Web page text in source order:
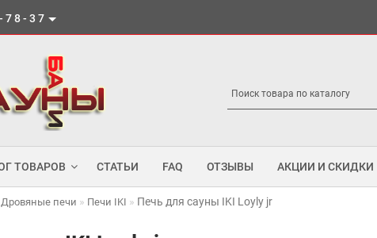
78-37
ТОВАРОВ СТАТЬИ FAQ ОТЗЫВЫ АКЦИИ И СКИДКИ
Дровяные печи Печи IKI Печь для сауны IKI Loyly jr